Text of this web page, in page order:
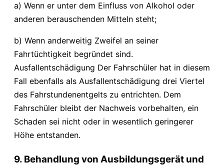
a) Wenn er unter dem Einfluss von Alkohol oder
anderen berauschenden Mitteln steht;
b) Wenn anderweitig Zweifel an seiner
Fahrtüchtigkeit begründet sind.
Ausfallentschädigung Der Fahrschüler hat in diesem
Fall ebenfalls als Ausfallentschädigung drei Viertel
des Fahrstundenentgelts zu entrichten. Dem
Fahrschüler bleibt der Nachweis vorbehalten, ein
Schaden sei nicht oder in wesentlich geringerer
Höhe entstanden.
9. Behandlung von Ausbildungsgerät und